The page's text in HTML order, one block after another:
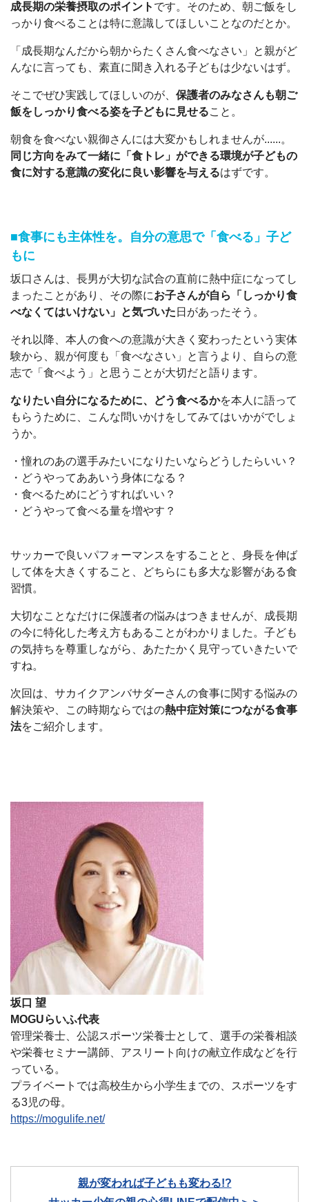
成長期の栄養摂取のポイント です。そのため、朝ご飯をし
っかり食べることは特に意識してほしいことなのだとか。
「成長期なんだから朝からたくさん食べなさい」と親がど
んなに言っても、素直に聞き入れる子どもは少ないはず。
そこでぜひ実践してほしいのが、 保護者のみなさんも朝ご
飯をしっかり食べる姿を子どもに見せること。
朝食を食べない親御さんには大変かもしれませんが......。
同じ方向をみて一緒に「食トレ」ができる環境が子どもの
食に対する意識の変化に良い影響を与えるはずです。
■食事にも主体性を。自分の意思で「食べる」子ど
もに
坂口さんは、長男が大切な試合の直前に熱中症になってし
まったことがあり、その際にお子さんが自ら「しっかり食
べなくてはいけない」と気づいた 日があったそう。
それ以降、本人の食への意識が大きく変わったという実体
験から、親が何度も「食べなさい」と言うより、自らの意
志で「食べよう」と思うことが大切だと語ります。
なりたい自分になるために、どう食べるかを本人に語って
もらうために、こんな問いかけをしてみてはいかがでしょ
うか。
・憧れのあの選手みたいになりたいならどうしたらいい？
・どうやってああいう身体になる？
・食べるためにどうすればいい？
・どうやって食べる量を増やす？
サッカーで良いパフォーマンスをすることと、身長を伸ば
して体を大きくすること、どちらにも多大な影響がある食
習慣。
大切なことなだけに保護者の悩みはつきませんが、成長期
の今に特化した考え方もあることがわかりました。子ども
の気持ちを尊重しながら、あたたかく見守っていきたいで
すね。
次回は、サカイクアンバサダーさんの食事に関する悩みの
解決策や、この時期ならではの熱中症対策につながる食事
法をご紹介します。
坂口 望
MOGUらいふ代表
管理栄養士、公認スポーツ栄養士として、選手の栄養相談
や栄養セミナー講師、アスリート向けの献立作成などを行
っている。
プライベートでは高校生から小学生までの、スポーツをす
る3児の母。
https://mogulife.net/
親が変われば子どもも変わる!?